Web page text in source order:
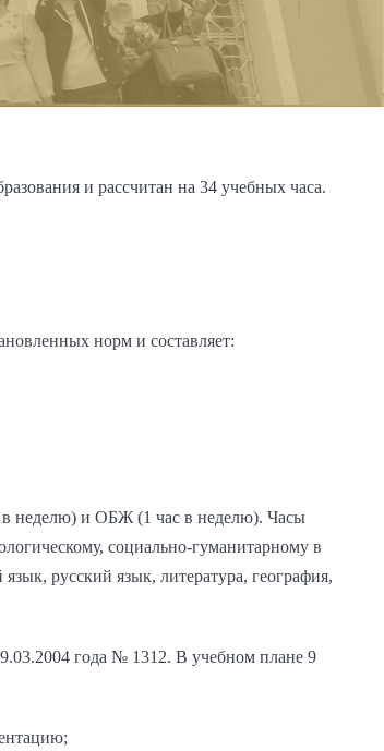
и рассчитан на 34 учебных часа.
норм и составляет:
в неделю) и ОБЖ (1 час в неделю). Часы
социально-гуманитарному в
русский язык, литература, география,
года № 1312. В учебном плане 9